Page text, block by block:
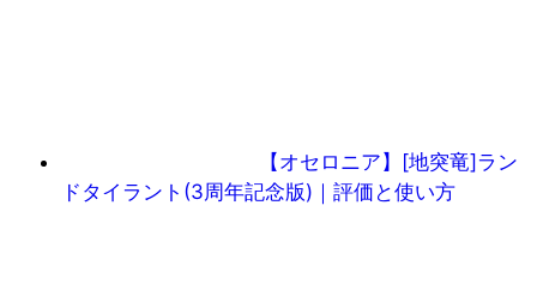
【オセロニア】[地突竜]ラン
ドタイラント(3周年記念版)｜評価と使い方